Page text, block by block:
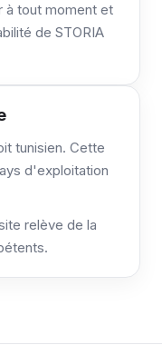
à tout moment et
de STORIA
tunisien. Cette
d'exploitation
relève de la